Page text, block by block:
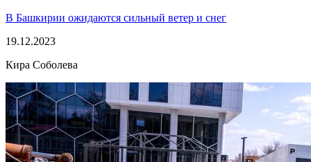
В Башкирии ожидаются сильный ветер и снег
19.12.2023
Кира Соболева